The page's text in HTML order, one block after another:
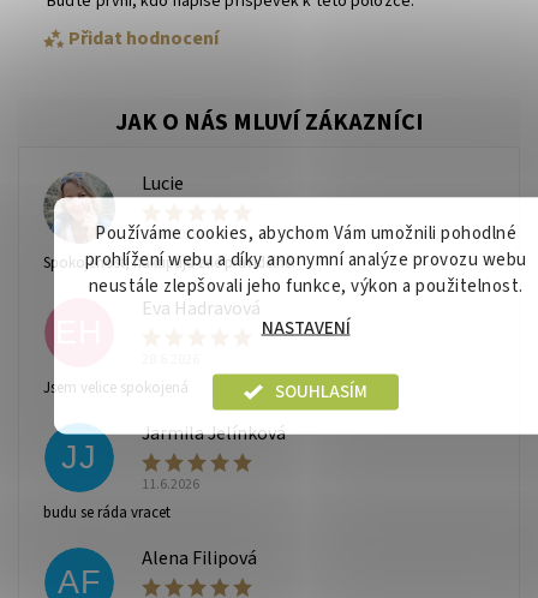
Přidat hodnocení
Vaše osobní údaje budou zpracovány dlepodmínek
ochrany osobních údajů
L
Lucie
28.6.2026
Spokojenost, nakupuju zde pravidelně.
Eva Hadravová
Jsem velice spokojená
JJ
Jarmila Jelínková
11.6.2026
budu se ráda vracet
AF
Alena Filipová
Používáme cookies, abychom Vám umožnili pohodlné
prohlížení webu a díky anonymní analýze provozu webu
neustále zlepšovali jeho funkce, výkon a použitelnost.
NASTAVENÍ
SOUHLASÍM